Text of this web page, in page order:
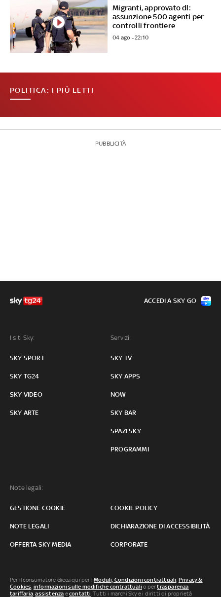
Migranti, approvato dl:
assunzione 500 agenti per
controlli frontiere
04 ago - 22:10
POLITICA: I PIÙ LETTI
PUBBLICITÀ
I siti Sky:
SKY SPORT
SKY TG24
SKY VIDEO
SKY ARTE
Servizi:
SKY TV
SKY APPS
NOW
SKY BAR
SPAZI SKY
PROGRAMMI
Note legali:
GESTIONE COOKIE COOKIE POLICY
NOTE LEGALI DICHIARAZIONE DI ACCESSIBILITÀ
OFFERTA SKY MEDIA CORPORATE
ACCEDI A SKY GO
Per il consumatore clicca qui per iModuli, Condizioni contrattuali, Privacy &
Cookies, informazioni sulle modifiche contrattuali o pertrasparenza
tariffaria,assistenza econtatti. Tutti i marchi Sky e i diritti di proprietà